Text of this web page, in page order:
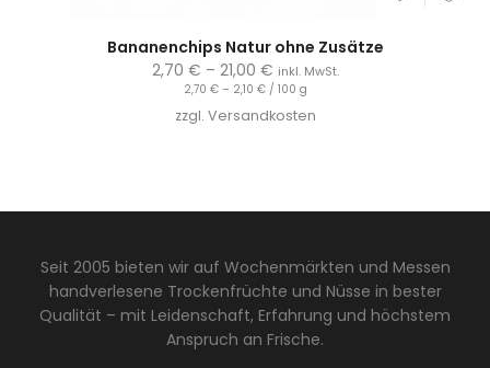
Bananenchips Natur ohne Zusätze
2,70 € – 21,00 € inkl. MwSt.
2,70 €– 2,10 €/ 100 g
zzgl. Versandkosten
Seit 2005 bieten wir auf Wochenmärkten und Messen
handverlesene Trockenfrüchte und Nüsse in bester
Qualität – mit Leidenschaft, Erfahrung und höchstem
Anspruch an Frische.